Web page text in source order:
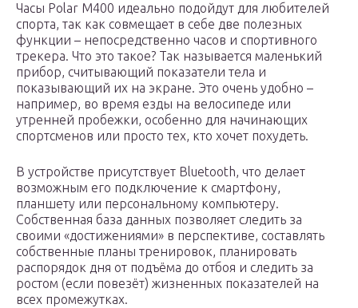
Часы Polar M400 идеально подойдут для любителей
спорта, так как совмещает в себе две полезных
функции – непосредственно часов и спортивного
трекера. Что это такое? Так называется маленький
прибор, считывающий показатели тела и
показывающий их на экране. Это очень удобно –
например, во время езды на велосипеде или
утренней пробежки, особенно для начинающих
спортсменов или просто тех, кто хочет похудеть.
В устройстве присутствует Bluetooth, что делает
возможным его подключение к смартфону,
планшету или персональному компьютеру.
Собственная база данных позволяет следить за
своими «достижениями» в перспективе, составлять
собственные планы тренировок, планировать
распорядок дня от подъёма до отбоя и следить за
ростом (если повезёт) жизненных показателей на
всех промежутках.